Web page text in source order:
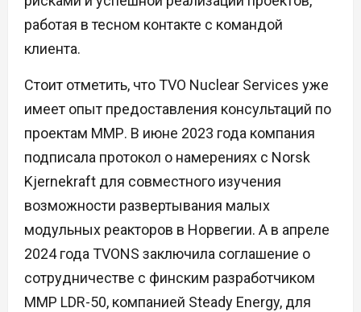
работая в тесном контакте с командой
клиента.
Стоит отметить, что TVO Nuclear Services уже
имеет опыт предоставления консультаций по
проектам ММР. В июне 2023 года компания
подписала протокол о намерениях с Norsk
Kjernekraft для совместного изучения
возможности развертывания малых
модульных реакторов в Норвегии. А в апреле
2024 года TVONS заключила соглашение о
сотрудничестве с финским разработчиком
ММР LDR-50, компанией Steady Energy, для